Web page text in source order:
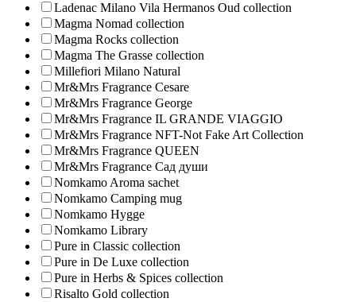
Ladenac Milano Vila Hermanos Oud collection
Magma Nomad collection
Magma Rocks collection
Magma The Grasse collection
Millefiori Milano Natural
Mr&Mrs Fragrance Cesare
Mr&Mrs Fragrance George
Mr&Mrs Fragrance IL GRANDE VIAGGIO
Mr&Mrs Fragrance NFT-Not Fake Art Collection
Mr&Mrs Fragrance QUEEN
Mr&Mrs Fragrance Сад души
Nomkamo Aroma sachet
Nomkamo Camping mug
Nomkamo Hygge
Nomkamo Library
Pure in Classic collection
Pure in De Luxe collection
Pure in Herbs & Spices collection
Risalto Gold collection